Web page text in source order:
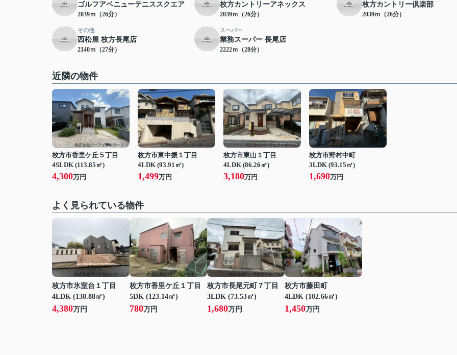
ゴルフアベニューテニススクエア
2039ｍ（26分）
枚方カントリーアネックス
2039ｍ（26分）
枚方カントリー倶楽部
2039ｍ（26分）
その他
西松屋 枚方長尾店
2140ｍ（27分）
スーパー
業務スーパー 長尾店
2222ｍ（28分）
近隣の物件
枚方市香里ケ丘５丁目
4SLDK (113.85㎡)
4,300万円
枚方市東中振１丁目
4LDK (93.91㎡)
1,499万円
枚方市東山１丁目
4LDK (86.26㎡)
3,180万円
枚方市野村中町
3LDK (93.15㎡)
1,690万円
よく見られている物件
枚方市氷室台１丁目
4LDK (138.88㎡)
4,380万円
枚方市香里ケ丘１丁目
5DK (123.14㎡)
780万円
枚方市長尾元町７丁目
3LDK (73.53㎡)
1,680万円
枚方市藤田町
4LDK (102.66㎡)
1,450万円